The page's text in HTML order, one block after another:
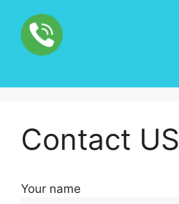
content
Contact US
Your name